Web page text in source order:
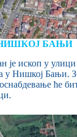
БАЊИ
је ископ у
Нишкој Бањи.
ће